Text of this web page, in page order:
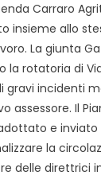
Carraro
insieme allo
La giunta
rotatoria di
gravi incidenti
assessore. Il
e inviato
la
delle direttrici